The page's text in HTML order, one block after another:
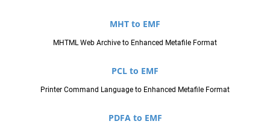
MHT to EMF
MHTML Web Archive to Enhanced Metafile Format
PCL to EMF
Printer Command Language to Enhanced Metafile Format
PDFA to EMF